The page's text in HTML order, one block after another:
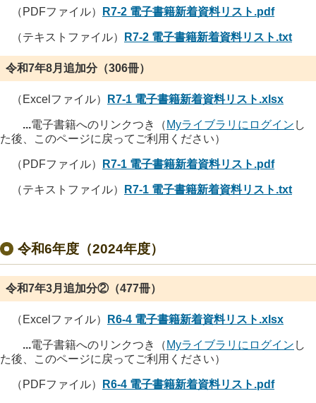
（PDFファイル） R7-2 電子書籍新着資料リスト.pdf
（テキストファイル） R7-2 電子書籍新着資料リスト.txt
令和7年8月追加分（306冊）
（Excelファイル） R7-1 電子書籍新着資料リスト.xlsx
...電子書籍へのリンクつき（ Myライブラリにログイン し
た後、このページに戻ってご利用ください）
（PDFファイル） R7-1 電子書籍新着資料リスト.pdf
（テキストファイル） R7-1 電子書籍新着資料リスト.txt
令和6年度（2024年度）
令和7年3月追加分②（477冊）
（Excelファイル） R6-4 電子書籍新着資料リスト.xlsx
...電子書籍へのリンクつき（ Myライブラリにログイン し
た後、このページに戻ってご利用ください）
（PDFファイル） R6-4 電子書籍新着資料リスト.pdf